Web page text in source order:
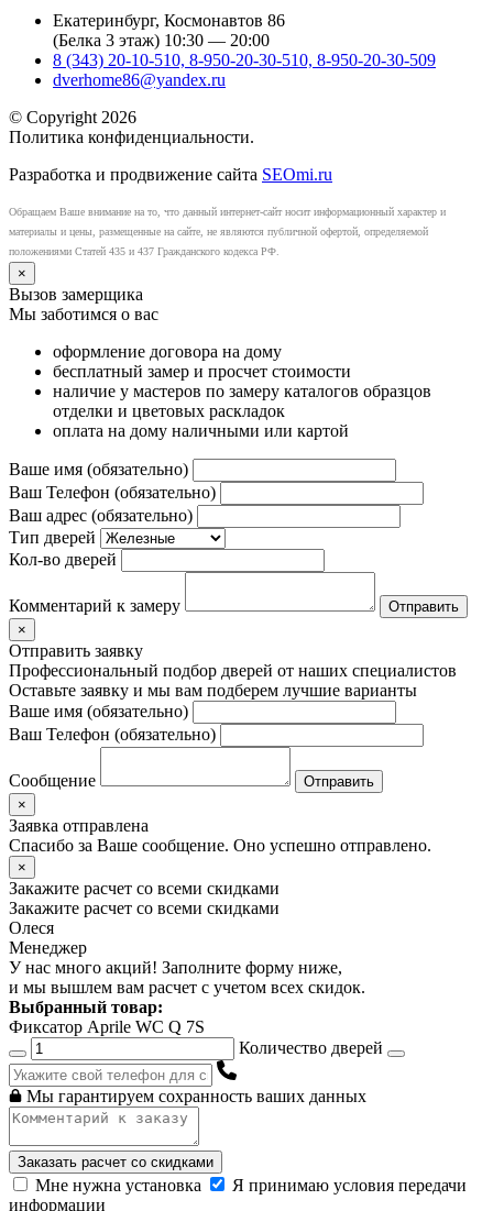
Екатеринбург, Космонавтов 86
(Белка 3 этаж) 10:30 — 20:00
8 (343) 20-10-510, 8-950-20-30-510, 8-950-20-30-509
dverhome86@yandex.ru
© Copyright 2026
Политика конфиденциальности.
Разработка и продвижение сайта SEOmi.ru
Обращаем Ваше внимание на то, что данный интернет-сайт носит информационный характер и
материалы и цены, размещенные на сайте, не являются публичной офертой, определяемой
положениями Статей 435 и 437 Гражданского кодекса РФ.
×
Вызов замерщика
Мы заботимся о вас
оформление договора на дому
бесплатный замер и просчет стоимости
наличие у мастеров по замеру каталогов образцов
отделки и цветовых раскладок
оплата на дому наличными или картой
Ваше имя (обязательно)
Ваш Телефон (обязательно)
Ваш адрес (обязательно)
Тип дверей
Кол-во дверей
Комментарий к замеру
×
Отправить заявку
Профессиональный подбор дверей от наших специалистов
Оставьте заявку и мы вам подберем лучшие варианты
Ваше имя (обязательно)
Ваш Телефон (обязательно)
Сообщение
×
Заявка отправлена
Спасибо за Ваше сообщение. Оно успешно отправлено.
×
Закажите расчет со всеми скидками
Закажите расчет со всеми скидками
Олеся
Менеджер
У нас много акций! Заполните форму ниже,
и мы вышлем вам расчет с учетом всех скидок.
Выбранный товар:
Фиксатор Aprile WC Q 7S
Количество дверей
Мы гарантируем сохранность ваших данных
Заказать расчет со скидками
Мне нужна установка
Я принимаю условия передачи
информации